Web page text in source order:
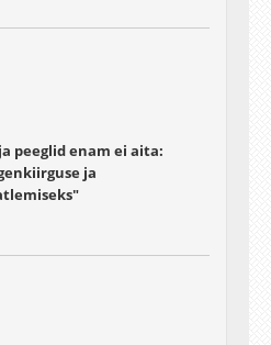
peeglid enam ei aita:
ja